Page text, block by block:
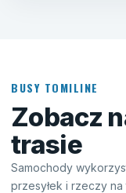
BUSY TOMILINE
Zobacz
trasie
Samochody
przesyłek i rzeczy